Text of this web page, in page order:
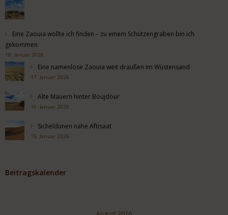
Eine Zaouia wollte ich finden – zu einem Schützengraben bin ich
gekommen
18. Januar 2026
Eine namenlose Zaouia weit draußen im Wüstensand
17. Januar 2026
Alte Mauern hinter Boujdour
16. Januar 2026
Sicheldünen nahe Aftisaat
15. Januar 2026
Beitragskalender